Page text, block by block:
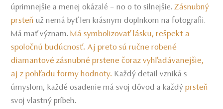
úprimnejšie a menej okázalé – no o to silnejšie.Zásnubný
prsteň už nemá byť len krásnym doplnkom na fotografii.
Má mať význam. Má symbolizovať lásku, rešpekt a
spoločnú budúcnosť. Aj preto sú ručne robené
diamantové zásnubné prstene čoraz vyhľadávanejšie,
aj z pohľadu formy hodnoty. Každý detail vzniká s
úmyslom, každé osadenie má svoj dôvod a každýprsteň
svoj vlastný príbeh.